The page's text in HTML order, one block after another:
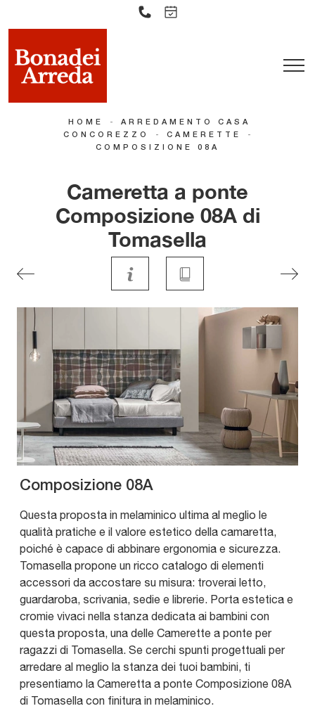
HOME -
ARREDAMENTO CASA
CONCOREZZO
- CAMERETTE -
COMPOSIZIONE 08A
Cameretta a ponte
Composizione 08A di
Tomasella
Composizione 08A
Questa proposta in melaminico ultima al meglio le
qualità pratiche e il valore estetico della camaretta,
poiché è capace di abbinare ergonomia e sicurezza.
Tomasella propone un ricco catalogo di elementi
accessori da accostare su misura: troverai letto,
guardaroba, scrivania, sedie e librerie. Porta estetica e
cromie vivaci nella stanza dedicata ai bambini con
questa proposta, una delle Camerette a ponte per
ragazzi di Tomasella. Se cerchi spunti progettuali per
arredare al meglio la stanza dei tuoi bambini, ti
presentiamo la Cameretta a ponte Composizione 08A
di Tomasella con finitura in melaminico.